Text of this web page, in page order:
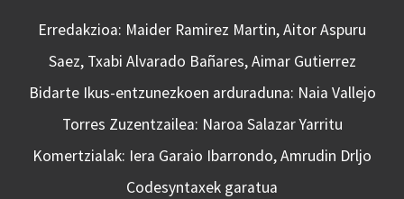
Erredakzioa: Maider Ramirez Martin, Aitor Aspuru
Saez, Txabi Alvarado Bañares, Aimar Gutierrez
Bidarte Ikus-entzunezkoen arduraduna: Naia Vallejo
Torres Zuzentzailea: Naroa Salazar Yarritu
Komertzialak: Iera Garaio Ibarrondo, Amrudin Drljo
Codesyntaxek garatua